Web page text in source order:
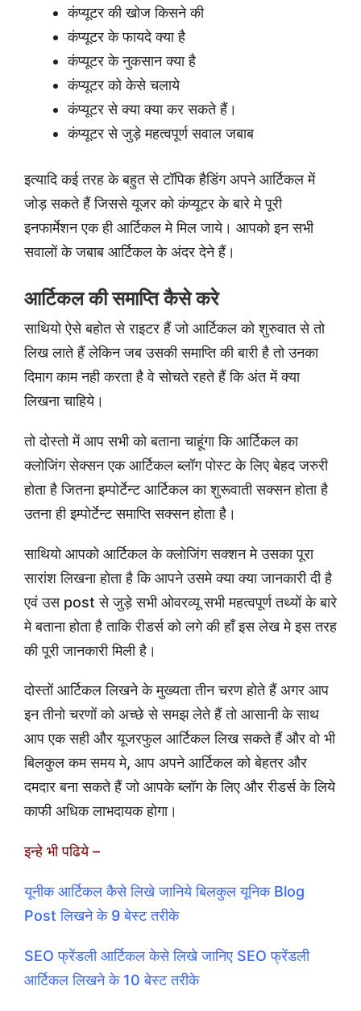
कंप्यूटर की खोज किसने की
कंप्यूटर के फायदे क्या है
कंप्यूटर के नुकसान क्या है
कंप्यूटर को केसे चलाये
कंप्यूटर से क्या क्या कर सकते हैं।
कंप्यूटर से जुड़े महत्वपूर्ण सवाल जबाब
इत्यादि कई तरह के बहुत से टॉपिक हैडिंग अपने आर्टिकल में
जोड़ सकते हैं जिससे यूजर को कंप्यूटर के बारे मे पूरी
इनफार्मेशन एक ही आर्टिकल मे मिल जाये। आपको इन सभी
सवालों के जबाब आर्टिकल के अंदर देने हैं।
आर्टिकल की समाप्ति कैसे करे
साथियो ऐसे बहोत से राइटर हैं जो आर्टिकल को शुरुवात से तो
लिख लाते हैं लेकिन जब उसकी समाप्ति की बारी है तो उनका
दिमाग काम नही करता है वे सोचते रहते हैं कि अंत में क्या
लिखना चाहिये।
तो दोस्तो में आप सभी को बताना चाहूंगा कि आर्टिकल का
क्लोजिंग सेक्सन एक आर्टिकल ब्लॉग पोस्ट के लिए बेहद जरुरी
होता है जितना इम्पोर्टेन्ट आर्टिकल का शुरूवाती सक्सन होता है
उतना ही इम्पोर्टेन्ट समाप्ति सक्सन होता है।
साथियो आपको आर्टिकल के क्लोजिंग सक्शन मे उसका पूरा
सारांश लिखना होता है कि आपने उसमे क्या क्या जानकारी दी है
एवं उस post से जुड़े सभी ओवरव्यू सभी महत्वपूर्ण तथ्यों के बारे
मे बताना होता है ताकि रीडर्स को लगे की हाँ इस लेख मे इस तरह
की पूरी जानकारी मिली है।
दोस्तों आर्टिकल लिखने के मुख्यता तीन चरण होते हैं अगर आप
इन तीनो चरणों को अच्छे से समझ लेते हैं तो आसानी के साथ
आप एक सही और यूजरफुल आर्टिकल लिख सकते हैं और वो भी
बिलकुल कम समय मे, आप अपने आर्टिकल को बेहतर और
दमदार बना सकते हैं जो आपके ब्लॉग के लिए और रीडर्स के लिये
काफी अधिक लाभदायक होगा।
इन्हे भी पढिये –
यूनीक आर्टिकल कैसे लिखे जानिये बिलकुल यूनिक Blog
Post लिखने के 9 बेस्ट तरीके
SEO फ्रेंडली आर्टिकल केसे लिखे जानिए SEO फ्रेंडली
आर्टिकल लिखने के 10 बेस्ट तरीके